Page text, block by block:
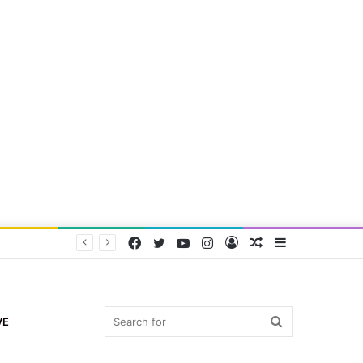
Random
Log
Instagram
YouTube
Twitter
Facebook